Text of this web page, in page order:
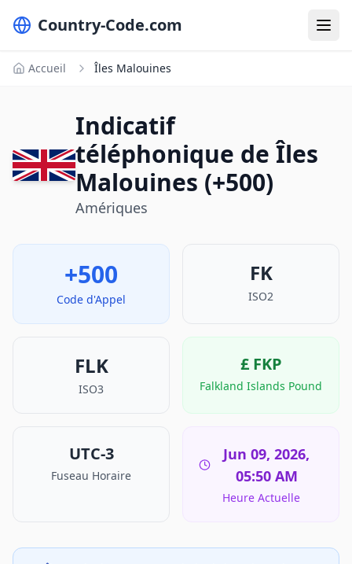
Country-Code.com
Accueil Îles Malouines
Indicatif
téléphonique de Îles
Malouines (+500)
Amériques
+500
Code d'Appel
FK
ISO2
FLK
ISO3
£ FKP
Falkland Islands Pound
UTC-3
Fuseau Horaire
Jun 09, 2026,
05:50 AM
Heure Actuelle